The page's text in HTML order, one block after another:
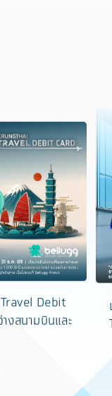
Debit